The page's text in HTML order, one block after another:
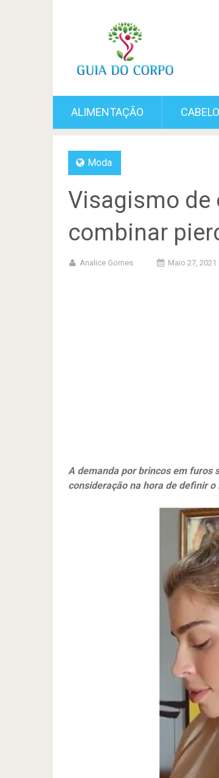
ALIMENTAÇÃO CABELO
Moda
Visagismo de
combinar
Analice Gomes Maio 27, 2021
A demanda por brincos em furos
consideração na hora de definir o